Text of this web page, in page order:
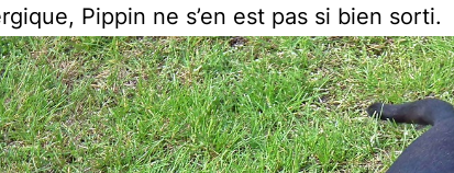
Pippin ne s’en est pas si bien sorti.